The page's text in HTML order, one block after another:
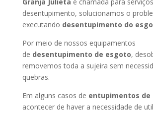
desentupimento, solucionamos o
executando desentupimento do
Por meio de nossos equipamentos
de desentupimento de esgoto,
removemos toda a sujeira sem
quebras.
Em alguns casos de entupimentos de
acontecer de haver a necessidade de